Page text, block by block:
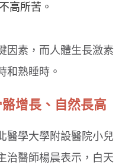
高所苦。
因素，而人體生長激素
和熟睡時。
增長、自然長高
醫學大學附設醫院小兒
治醫師楊晨表示，白天